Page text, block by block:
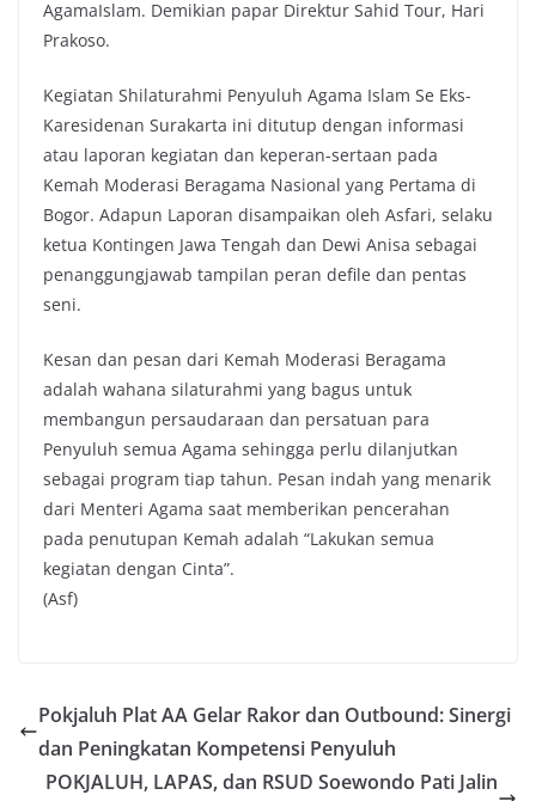
AgamaIslam. Demikian papar Direktur Sahid Tour, Hari
Prakoso.
Kegiatan Shilaturahmi Penyuluh Agama Islam Se Eks-
Karesidenan Surakarta ini ditutup dengan informasi
atau laporan kegiatan dan keperan-sertaan pada
Kemah Moderasi Beragama Nasional yang Pertama di
Bogor. Adapun Laporan disampaikan oleh Asfari, selaku
ketua Kontingen Jawa Tengah dan Dewi Anisa sebagai
penanggungjawab tampilan peran defile dan pentas
seni.
Kesan dan pesan dari Kemah Moderasi Beragama
adalah wahana silaturahmi yang bagus untuk
membangun persaudaraan dan persatuan para
Penyuluh semua Agama sehingga perlu dilanjutkan
sebagai program tiap tahun. Pesan indah yang menarik
dari Menteri Agama saat memberikan pencerahan
pada penutupan Kemah adalah “Lakukan semua
kegiatan dengan Cinta”.
(Asf)
Pokjaluh Plat AA Gelar Rakor dan Outbound: Sinergi
dan Peningkatan Kompetensi Penyuluh
POKJALUH, LAPAS, dan RSUD Soewondo Pati Jalin